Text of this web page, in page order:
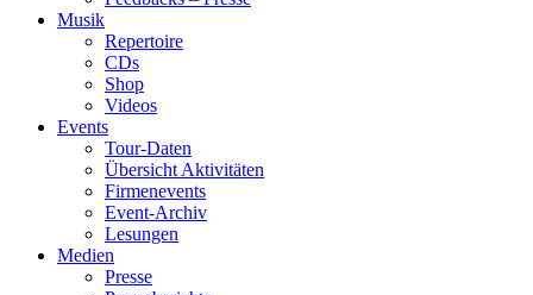
Musik
Repertoire
CDs
Shop
Videos
Events
Tour-Daten
Übersicht Aktivitäten
Firmenevents
Event-Archiv
Lesungen
Medien
Presse